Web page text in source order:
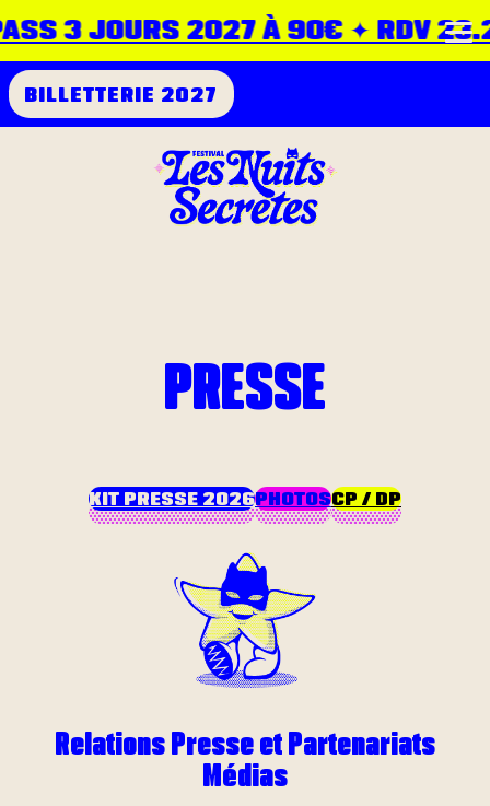
3 JOURS 2027 À 90€ ✦ RDV
BILLETTERIE 2027
PRESSE
KIT PRESSE 2026PHOTOSCP / DP
Relations Presse et Partenariats
Médias